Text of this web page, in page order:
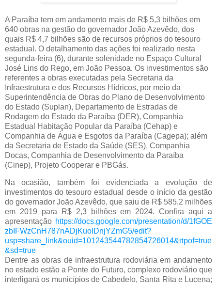
A Paraíba tem em andamento mais de R$ 5,3 bilhões em
640 obras na gestão do governador João Azevêdo, dos
quais R$ 4,7 bilhões são de recursos próprios do tesouro
estadual. O detalhamento das ações foi realizado nesta
segunda-feira (6), durante solenidade no Espaço Cultural
José Lins do Rego, em João Pessoa. Os investimentos são
referentes a obras executadas pela Secretaria da
Infraestrutura e dos Recursos Hídricos, por meio da
Superintendência de Obras do Plano de Desenvolvimento
do Estado (Suplan), Departamento de Estradas de
Rodagem do Estado da Paraíba (DER), Companhia
Estadual Habitação Popular da Paraíba (Cehap) e
Companhia de Água e Esgotos da Paraíba (Cagepa); além
da Secretaria de Estado da Saúde (SES), Companhia
Docas, Companhia de Desenvolvimento da Paraíba
(Cinep), Projeto Cooperar e PBGás.
Na ocasião, também foi evidenciada a evolução de
investimentos do tesouro estadual desde o início da gestão
do governador João Azevêdo, que saiu de R$ 585,2 milhões
em 2019 para R$ 2,3 bilhões em 2024. Confira aqui a
apresentação https://docs.google.com/presentation/d/1fGOE
zbIFWzCnH787nADjKuoIDnjYZmG5/edit?
usp=share_link&ouid=101243544782854726014&rtpof=true
&sd=true
Dentre as obras de infraestrutura rodoviária em andamento
no estado estão a Ponte do Futuro, complexo rodoviário que
interligará os municípios de Cabedelo, Santa Rita e Lucena;